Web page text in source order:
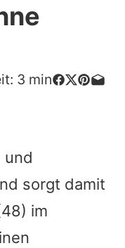
3 min
und
sorgt damit
im